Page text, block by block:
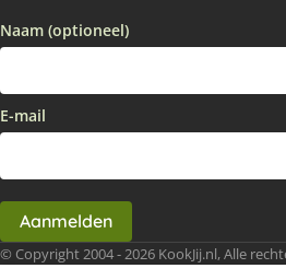
Naam (optioneel)
E-mail
Aanmelden
© Copyright 2004 - 2026 KookJij.nl, Alle